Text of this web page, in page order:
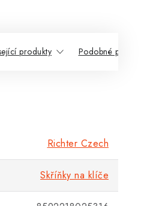
produkty Podobné produkty
Richter Czech
Skříňky na klíče